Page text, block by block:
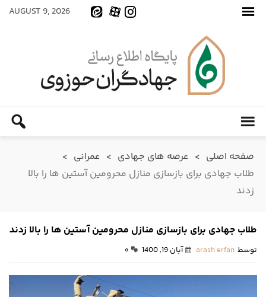
AUGUST 9, 2026
صفحه اصلی > عرصه های جهادی > عمرانی >
طلاب جهادی برای بازسازی منازل محرومین آستین ها را بالا
زدند
طلاب جهادی برای بازسازی منازل محرومین آستین ها را بالا زدند
توسط arash erfan آبان 19, 1400 ۰